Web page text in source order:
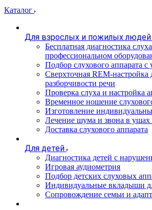
Каталог
Для взрослых и пожилых людей
Бесплатная диагностика
профессиональном
Подбор слухового аппарата с
Сверхточная REM-настройка
разборчивости речи
Проверка слуха и настройка
Временное ношение
Изготовление
Лечение шума и звона в ушах
Доставка слухового аппарата
Для детей
Диагностика детей с
Игровая аудиометрия
Подбор детских слуховых
Индивидуальные вкладыши
Сопровождение семьи и